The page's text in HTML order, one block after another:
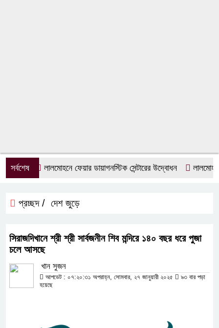
সর্বশেষ লালমোহনে ফেয়ার ডায়াগনস্টিক সেন্টারের উদ্বোধন
প্রচ্ছদ / দেশ জুড়ে
সিরাজদিখানে শ্রী শ্রী সার্বজনীন শিব মন্দিরে ১৪০ বছর ধরে পুজা
চলে আসছে
খান সুজন
আপডেট : ০৭:২০:৩১ অপরাহ্ন, সোমবার, ২৭ জানুয়ারী ২০২৫
৯৩ বার পড়া
হয়েছে